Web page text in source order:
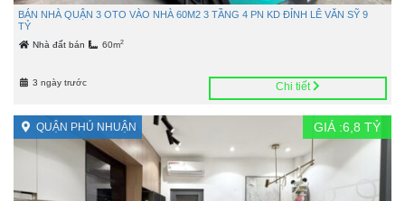
BÁN NHÀ QUẬN 3 OTO VÀO NHÀ 60M2 3 TẦNG 4 PN KD ĐỈNH LÊ VĂN SỸ 9
TỶ
Nhà đất bán 60m2
3 ngày trước Chi tiết
QUẬN PHÚ NHUẬN GIÁ :6,8 TỶ